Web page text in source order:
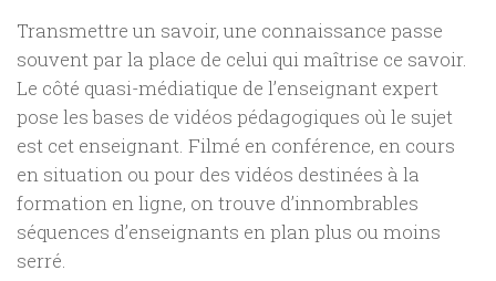
Transmettre un savoir, une connaissance passe
souvent par la place de celui qui maîtrise ce savoir.
Le côté quasi-médiatique de l’enseignant expert
pose les bases de vidéos pédagogiques où le sujet
est cet enseignant. Filmé en conférence, en cours
en situation ou pour des vidéos destinées à la
formation en ligne, on trouve d’innombrables
séquences d’enseignants en plan plus ou moins
serré.